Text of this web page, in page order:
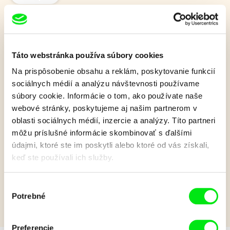
Táto webstránka používa súbory cookies
Na prispôsobenie obsahu a reklám, poskytovanie funkcií
sociálnych médií a analýzu návštevnosti používame
súbory cookie. Informácie o tom, ako používate naše
webové stránky, poskytujeme aj našim partnerom v
oblasti sociálnych médií, inzercie a analýzy. Títo partneri
môžu príslušné informácie skombinovať s ďalšími
údajmi, ktoré ste im poskytli alebo ktoré od vás získali,
keď ste používali ich služby.
súhlasu
Potrebné
Preferencie
Ahoj leto
More, slnko, pláže a rodinná dovolenka. Čo však ak hotel
nesplní očakávania, izba ponúka nezvyčajný výhľad, večera je
až príliš exotická a vaša batožina si ide vlastnou cestou?
Zobraziť viac
Film bohužiaľ nie je k dispozícii :(
Je nám ľúto, ale tento film nie je vo Vašej krajine